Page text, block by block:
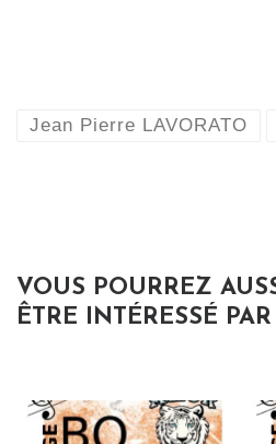
Jean Pierre LAVORATO
VOUS POURREZ
ÊTRE INTÉRESSÉ PAR